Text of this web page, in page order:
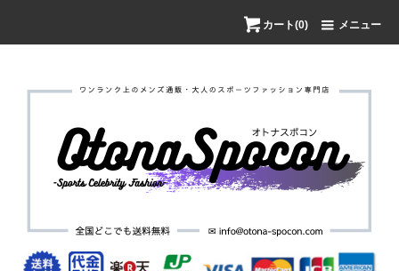
カート(0) メニュー